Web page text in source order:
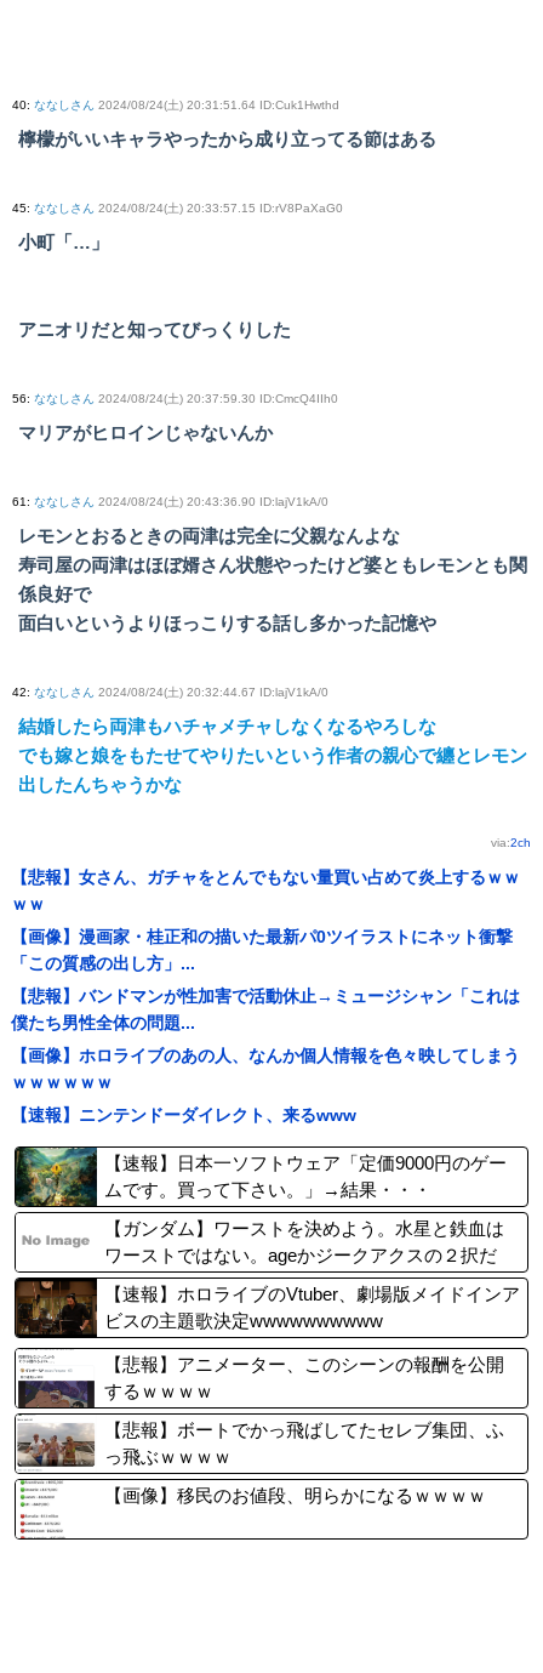
40: ななしさん 2024/08/24(土) 20:31:51.64 ID:Cuk1Hwthd
檸檬がいいキャラやったから成り立ってる節はある
45: ななしさん 2024/08/24(土) 20:33:57.15 ID:rV8PaXaG0
小町「…」
アニオリだと知ってびっくりした
56: ななしさん 2024/08/24(土) 20:37:59.30 ID:CmcQ4IIh0
マリアがヒロインじゃないんか
61: ななしさん 2024/08/24(土) 20:43:36.90 ID:lajV1kA/0
レモンとおるときの両津は完全に父親なんよな
寿司屋の両津はほぼ婿さん状態やったけど婆ともレモンとも関
係良好で
面白いというよりほっこりする話し多かった記憶や
42: ななしさん 2024/08/24(土) 20:32:44.67 ID:lajV1kA/0
結婚したら両津もハチャメチャしなくなるやろしな
でも嫁と娘をもたせてやりたいという作者の親心で纏とレモン
出したんちゃうかな
via:2ch
【悲報】女さん、ガチャをとんでもない量買い占めて炎上するｗｗ
ｗｗ
【画像】漫画家・桂正和の描いた最新パ0ツイラストにネット衝撃
「この質感の出し方」...
【悲報】バンドマンが性加害で活動休止→ミュージシャン「これは
僕たち男性全体の問題...
【画像】ホロライブのあの人、なんか個人情報を色々映してしまう
ｗｗｗｗｗｗ
【速報】ニンテンドーダイレクト、来るwww
【速報】日本一ソフトウェア「定価9000円のゲー
ムです。買って下さい。」→結果・・・
【ガンダム】ワーストを決めよう。水星と鉄血は
ワーストではない。ageかジークアクスの２択だ
ろ？
【速報】ホロライブのVtuber、劇場版メイドインア
ビスの主題歌決定wwwwwwwwww
【悲報】アニメーター、このシーンの報酬を公開
するｗｗｗｗ
【悲報】ボートでかっ飛ばしてたセレブ集団、ふ
っ飛ぶｗｗｗｗ
【画像】移民のお値段、明らかになるｗｗｗｗ